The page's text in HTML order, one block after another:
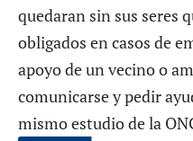
quedaran sin sus seres
obligados en casos de
apoyo de un vecino o
comunicarse y pedir
mismo estudio de la